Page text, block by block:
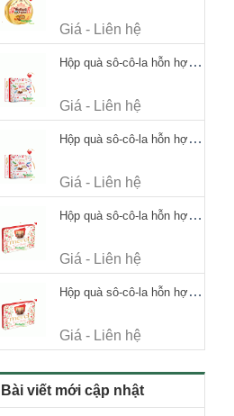
Giá - Liên hệ
Hộp quà sô-cô-la hỗn hợp Merci Petits Chocolate Collection 125g thiếc
Giá - Liên hệ
Hộp quà sô-cô-la hỗn hợp Merci Petits Chocolate Collection 125g thiếc
Giá - Liên hệ
Hộp quà sô-cô-la hỗn hợp Merci Finest Selection 250g thiếc
Giá - Liên hệ
Hộp quà sô-cô-la hỗn hợp Merci Finest Selection 250g thiếc
Giá - Liên hệ
Bài viết mới cập nhật